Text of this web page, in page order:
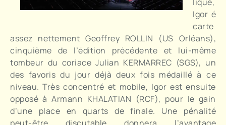
Igor é
carte
assez nettement Geoffrey ROLLIN (US Orléans),
cinquième de l’édition précédente et lui-même
tombeur du coriace Julian KERMARREC (SGS), un
des favoris du jour déjà deux fois médaillé à ce
niveau. Très concentré et mobile, Igor est ensuite
opposé à Armann KHALATIAN (RCF), pour le gain
d’une place en quarts de finale. Une pénalité